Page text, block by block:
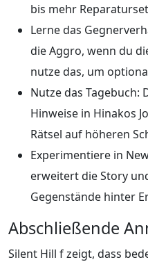
bis mehr
Lerne das
die Aggro, wenn du
nutze das, um
Nutze das Tagebuch:
Hinweise in Hinakos
Rätsel auf höheren
Experimentiere in
erweitert die Story
Gegenstände hinter
Abschließende
Silent Hill f zeigt, dass